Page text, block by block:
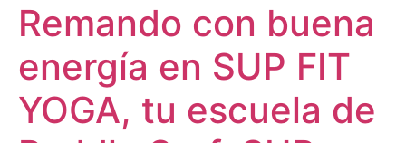
Remando con buena
energía en SUP FIT
YOGA, tu escuela de